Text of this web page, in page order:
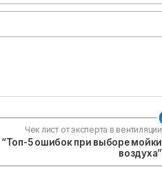
Чек лист от эксперта в вентиляции
“Топ-5 ошибок при выборе мойки
воздуха”